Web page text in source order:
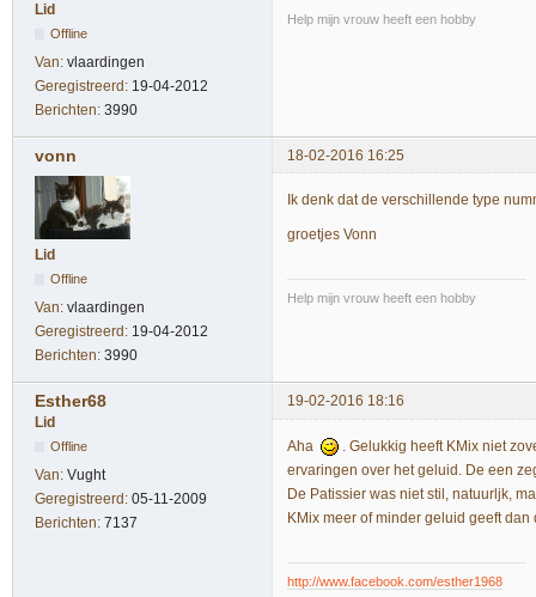
Lid
Offline
Van: vlaardingen
Geregistreerd: 19-04-2012
Berichten: 3990
Help mijn vrouw heeft een hobby
vonn 18-02-2016 16:25
Lid
Offline
Van: vlaardingen
Geregistreerd: 19-04-2012
Berichten: 3990
Ik denk dat de verschillende type
groetjes Vonn
Help mijn vrouw heeft een hobby
Esther68
19-02-2016 18:16
Lid
Offline
Van: Vught
Geregistreerd: 05-11-2009
Berichten: 7137
Aha
. Gelukkig heeft KMix niet
ervaringen over het geluid. De een
De Patissier was niet stil, natuurljk,
KMix meer of minder geluid geeft dan
http://www.facebook.com/esther1968